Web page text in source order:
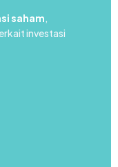
saham,
investasi